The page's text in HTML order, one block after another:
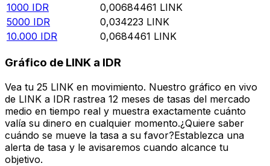
1000 IDR 0,00684461 LINK
5000 IDR 0,034223 LINK
10.000 IDR 0,0684461 LINK
Gráfico de LINK a IDR
Vea tu 25 LINK en movimiento. Nuestro gráfico en vivo
de LINK a IDR rastrea 12 meses de tasas del mercado
medio en tiempo real y muestra exactamente cuánto
valía su dinero en cualquier momento.¿Quiere saber
cuándo se mueve la tasa a su favor?Establezca una
alerta de tasa y le avisaremos cuando alcance tu
objetivo.